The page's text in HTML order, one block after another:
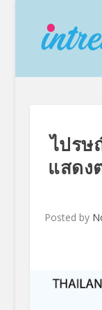
ไปรษ
แสดง
Posted by